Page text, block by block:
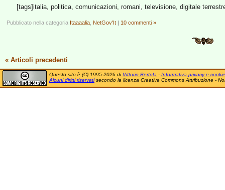
[tags]italia, politica, comunicazioni, romani, televisione, digitale
Pubblicato nella categoria Itaaaalia NetGov'It | 10 commenti »
« Articoli precedenti
Questo sito è (C) 1995-2026 di Vittorio Bertola - Informativa privacy e cookie
Alcuni diritti riservatisecondo la licenza Creative Commons Attribuzione -